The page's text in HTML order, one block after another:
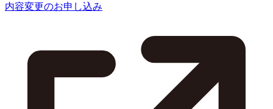
内容変更のお申し込み